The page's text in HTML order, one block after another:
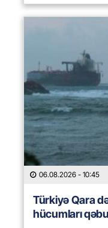
06.08.2026 - 10:45
Türkiyə Qara
hücumları